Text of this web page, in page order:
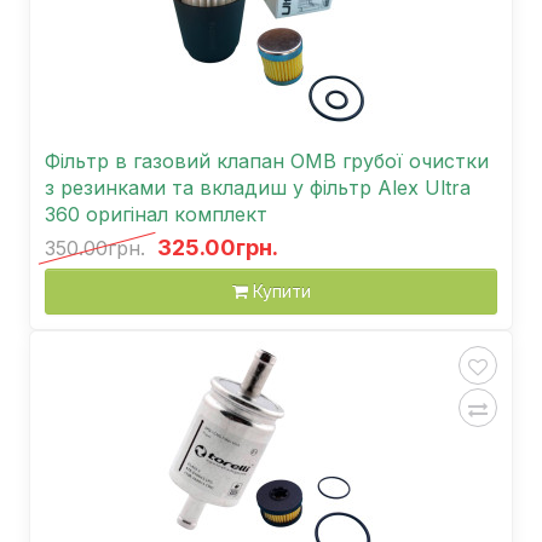
Фільтр в газовий клапан OMB грубої очистки
з резинками та вкладиш у фільтр Alex Ultra
360 оригінал комплект
350.00грн. 325.00грн.
Купити